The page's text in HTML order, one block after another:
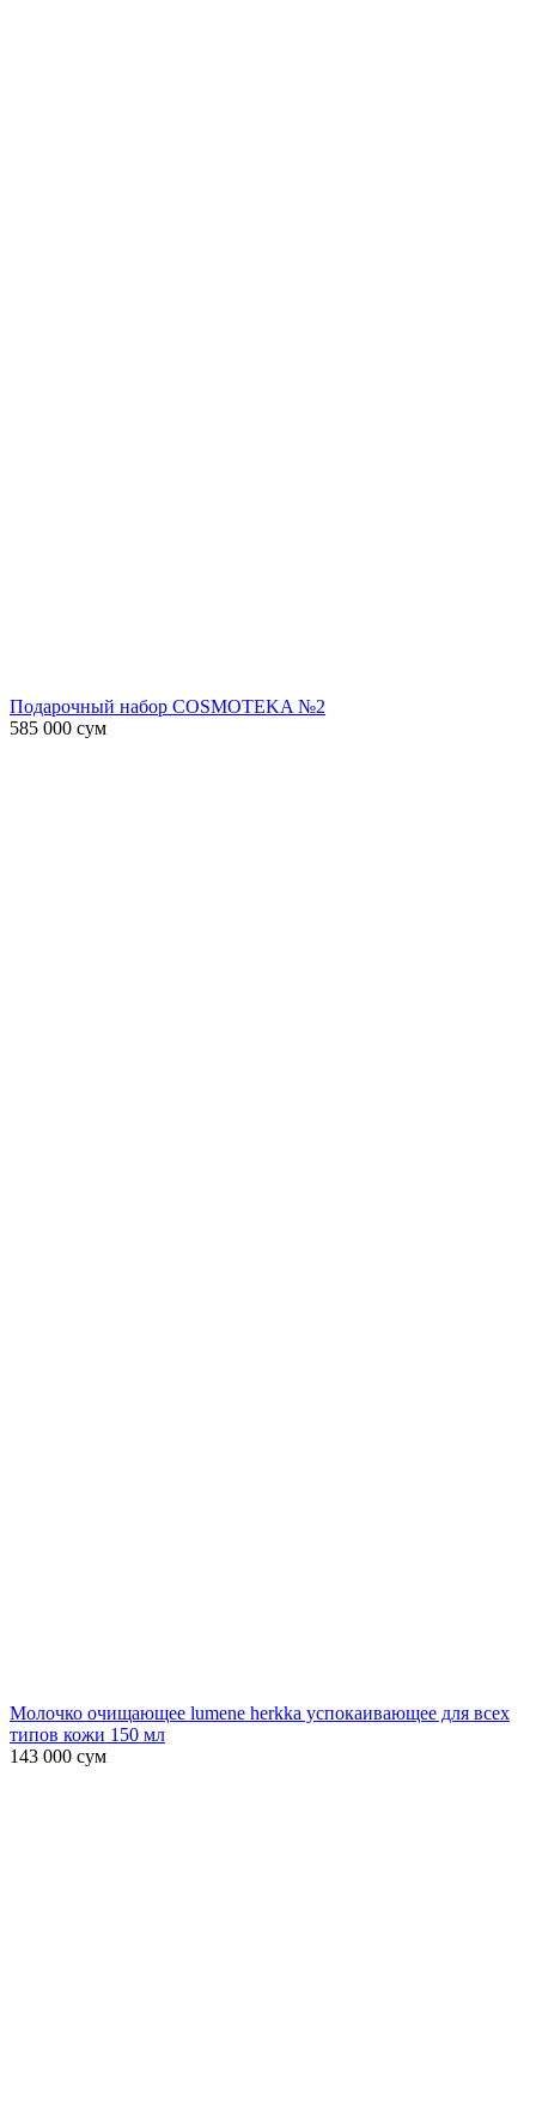
Подарочный набор COSMOTEKA №2
585 000 сум
Молочко очищающее lumene herkka успокаивающее для всех
типов кожи 150 мл
143 000 сум